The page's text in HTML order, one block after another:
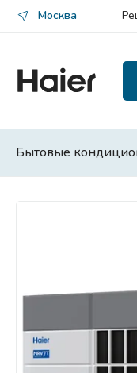
Москва
Бытовые
Каталог